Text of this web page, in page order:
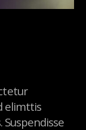
elimttis